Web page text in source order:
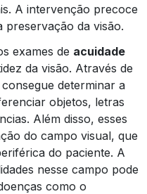
A intervenção precoce
preservação da visão.
exames de acuidade
da visão. Através de
determinar a
objetos, letras
Além disso, esses
do campo visual, que
do paciente. A
nesse campo pode
como o